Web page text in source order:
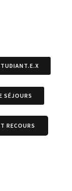
SÉJOURS
RECOURS